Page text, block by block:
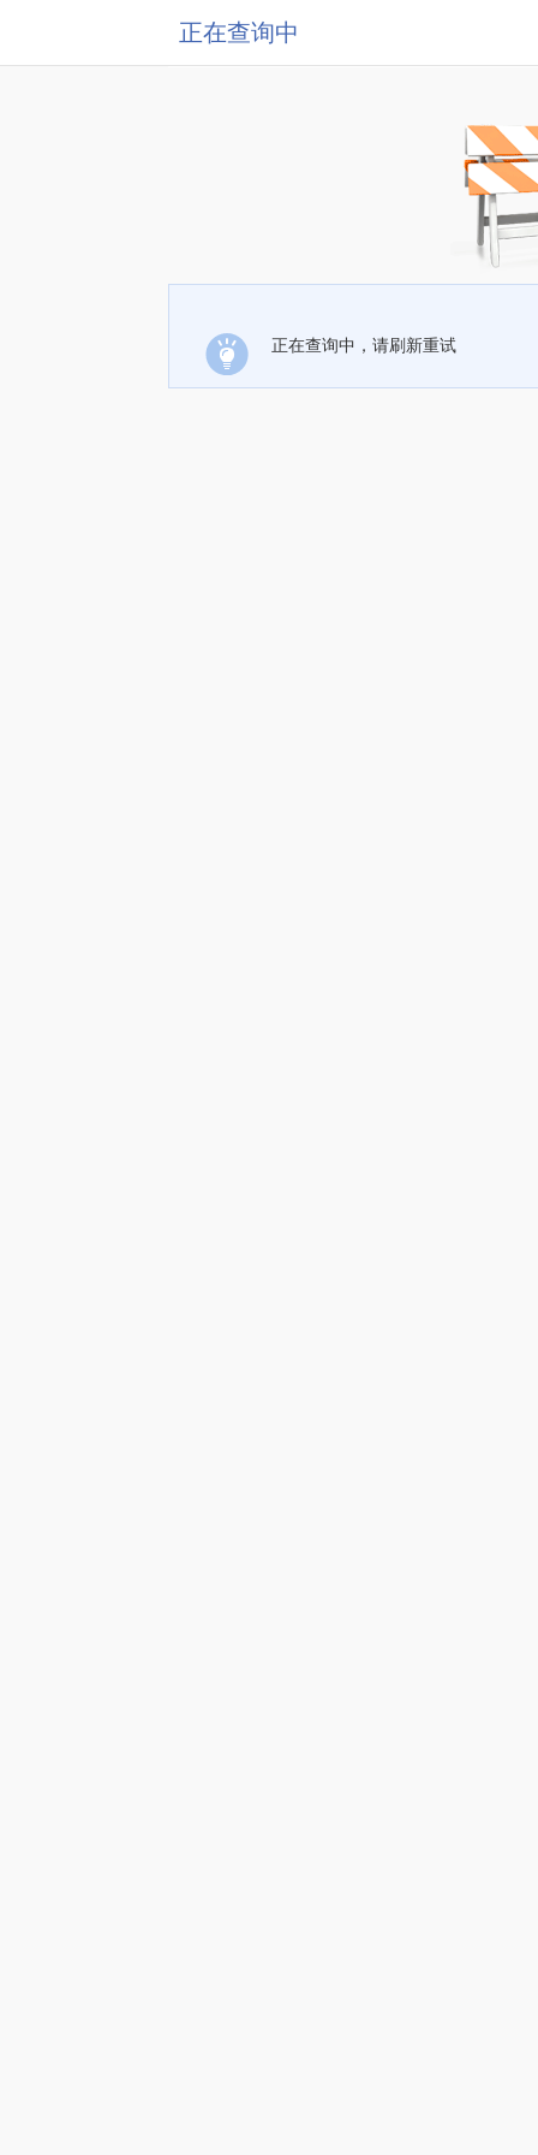
正在查询中
正在查询中，请刷新重试